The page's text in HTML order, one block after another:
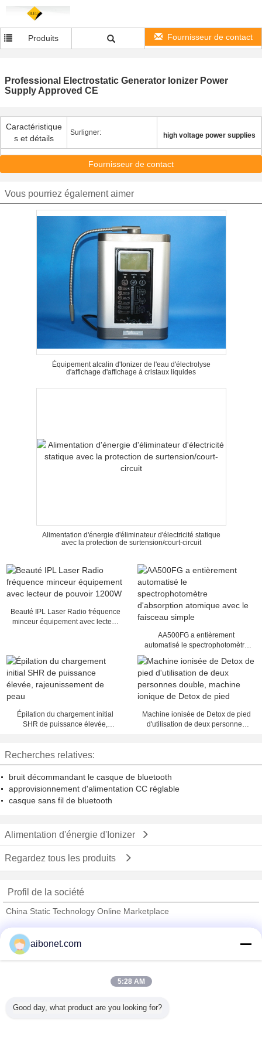
Produits Fournisseur de contact
Professional Electrostatic Generator Ionizer Power
Supply Approved CE
Caractéristique
s et détails
Surligner: high voltage power supplies
Fournisseur de contact
Vous pourriez également aimer
Équipement alcalin d'Ionizer de l'eau d'électrolyse
d'affichage d'affichage à cristaux liquides
Alimentation d'énergie d'éliminateur d'électricité statique
avec la protection de surtension/court-circuit
Beauté IPL Laser Radio fréquence
minceur équipement avec lecteur
AA500FG a entièrement
automatisé le spectrophotomètre
faisceau simple
Épilation du chargement initial
SHR de puissance élevée,
Machine ionisée de Detox de pied
d'utilisation de deux personnes
Recherches relatives:
bruit décommandant le casque de bluetooth
approvisionnement d'alimentation CC réglable
casque sans fil de bluetooth
Alimentation d'énergie d'Ionizer
Regardez tous les produits
Profil de la société
China Static Technology Online Marketplace
Trust Seal
Tous les produits
aibonet.com
5:28 AM
Good day, what product are you looking for?